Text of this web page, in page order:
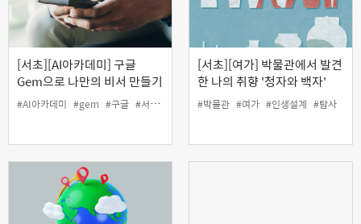
[서초][AI아카데미] 구글
Gem으로 나만의 비서 만들기
(야간)
#AI아카데미 #gem #구글 #서초50플러스센터 #인생설계
[서초][여가] 박물관에서 발견
한 나의 취향 '청자와 백자'
#박물관 #여가 #인생설계 #탐사